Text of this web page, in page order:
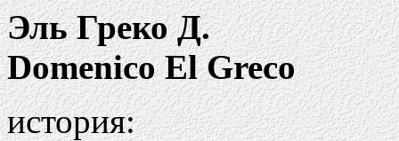
Эль Греко Д.
Domenico El Greco
история: